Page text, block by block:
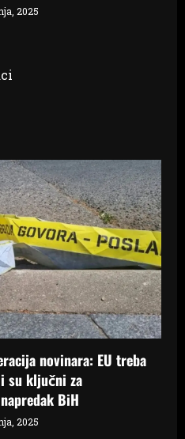
2025
novinara: EU treba
su ključni za
BiH
2025